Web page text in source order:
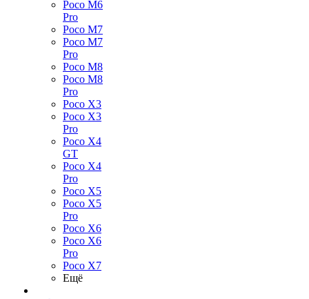
Poco M6
Pro
Poco M7
Poco M7
Pro
Poco M8
Poco M8
Pro
Poco X3
Poco X3
Pro
Poco X4
GT
Poco X4
Pro
Poco X5
Poco X5
Pro
Poco X6
Poco X6
Pro
Poco X7
Ещё